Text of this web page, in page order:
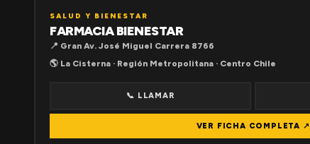
SALUD Y BIENESTAR
FARMACIA BIENESTAR
📍 Gran Av. José Miguel Carrera 8766
🌎 La Cisterna · Región Metropolitana · Centro Chile
📞 LLAMAR
VER FICHA COMPLETA ↗